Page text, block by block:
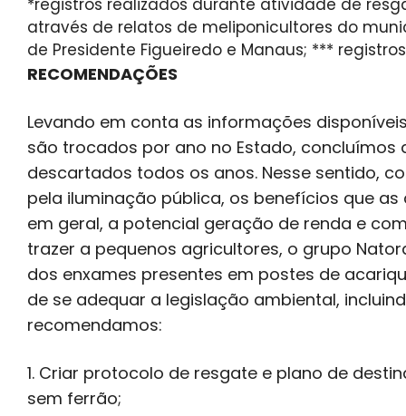
*registros realizados durante atividade de
através de relatos de meliponicultores do
de Presidente Figueiredo e Manaus; ***
RECOMENDAÇÕES
Levando em conta as informações
são trocados por ano no Estado,
descartados todos os anos. Nesse sentido,
pela iluminação pública, os benefícios que
em geral, a potencial geração de renda e
trazer a pequenos agricultores, o grupo
dos enxames presentes em postes de
de se adequar a legislação ambiental,
recomendamos:
1. Criar protocolo de resgate e plano de
sem ferrão;